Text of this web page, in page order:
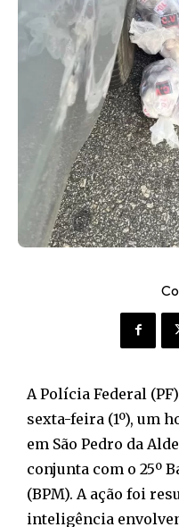
A Polícia Federal
sexta-feira (1º), um
em São Pedro da
conjunta com o 25º
(BPM). A ação foi
inteligência